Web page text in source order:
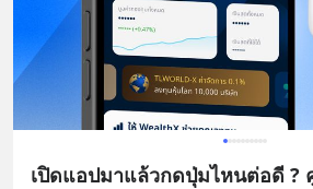
เปิดแอปมาแล้วกดปุ่มไหนต่อดี ?